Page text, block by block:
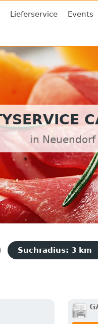
Lieferservice Events
in Neuendorf
Suchradius: 3 km